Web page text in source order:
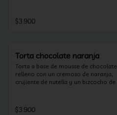
$3.900
Torta chocolate naranja
Torta a base de mousse de chocolate
relleno con un cremoso de naranja,
crujiente de nutella y un bizcocho de
$3.900